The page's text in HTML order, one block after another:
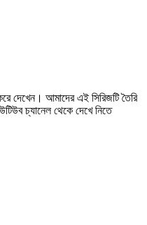
দেখেন। আমাদের এই সিরিজটি তৈরি
চ্যানেল থেকে দেখে নিতে